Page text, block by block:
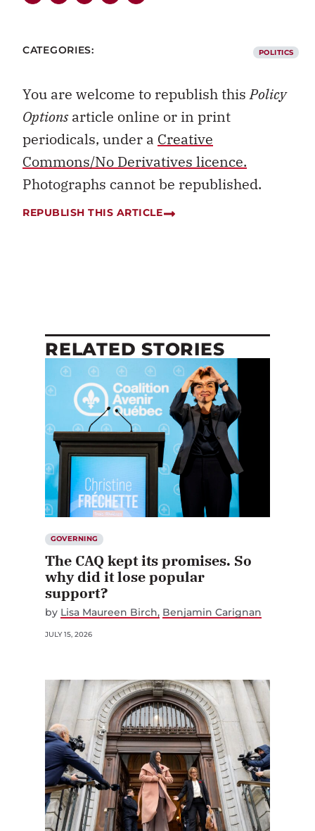
CATEGORIES: POLITICS
You are welcome to republish thisPolicy
Optionsarticle online or in print
periodicals, under a Creative
Commons/No Derivatives licence.
Photographs cannot be republished.
REPUBLISH THIS ARTICLE
RELATED STORIES
GOVERNING
The CAQ kept its promises. So
why did it lose popular
support?
by Lisa Maureen Birch Benjamin Carignan
JULY 15, 2026